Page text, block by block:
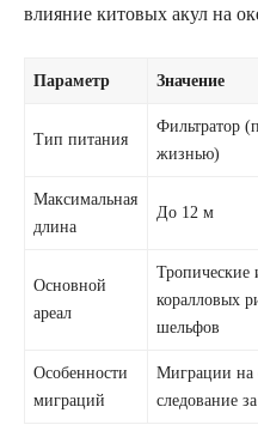
влияние китовых акул на
Параметр Значение
Тип питания
Фильтратор
жизнью)
Максимальная
длина
До 12 м
Основной
ареал
Тропические
коралловых
шельфов
Особенности
миграций
Миграции на
следование